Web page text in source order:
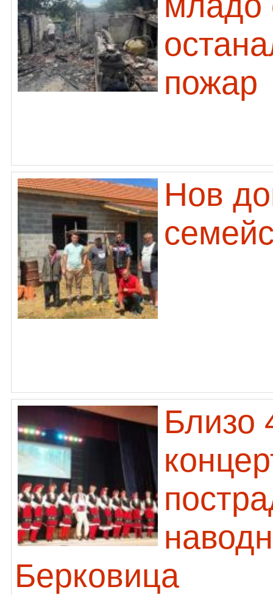
пожар
Нов
Близо
Берковица